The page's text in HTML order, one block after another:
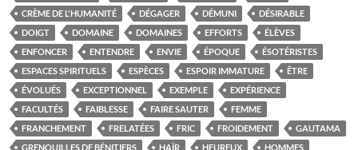
CRÈME DE L'HUMANITÉ
DÉGAGER DÉMUNI
DÉSIRABLE
DOIGT
DOMAINE DOMAINES EFFORTS
ÉLÈVES
ENFONCER
ENTENDRE ENVIE ÉPOQUE
ÉSOTÉRISTES
ESPACES SPIRITUELS
ESPÈCES ESPOIR IMMATURE
ÊTRE
ÉVOLUÉS
EXCEPTIONNEL EXEMPLE
EXPÉRIENCE
FACULTÉS
FAIBLESSE FAIRE SAUTER
FEMME
FRANCHEMENT
FRELATÉES FRIC FROIDEMENT
GAUTAMA
GRENOUILLES DE BÉNITIERS
HAÏR HEUREUX HOMMES